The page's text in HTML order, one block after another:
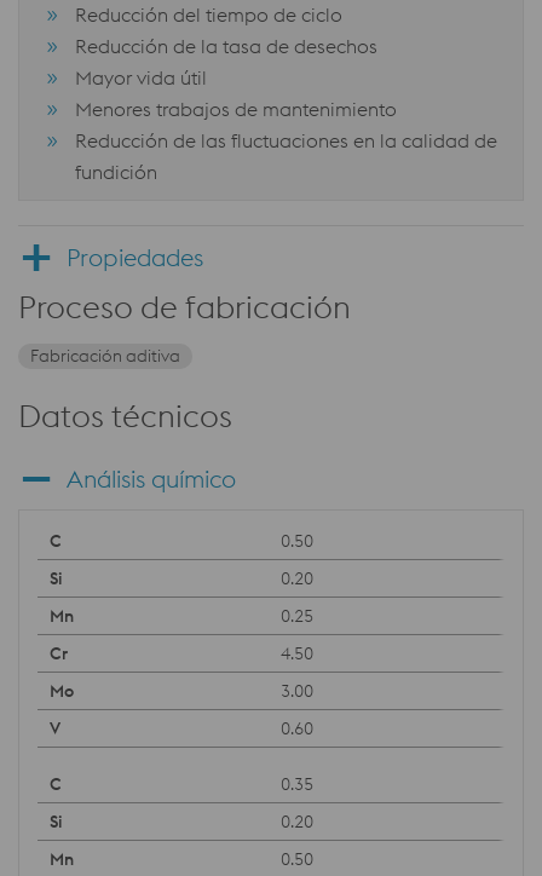
Reducción del tiempo de ciclo
Reducción de la tasa de desechos
Mayor vida útil
Menores trabajos de mantenimiento
Reducción de las fluctuaciones en la calidad de
fundición
Propiedades
Proceso de fabricación
Fabricación aditiva
Datos técnicos
Análisis químico
0.50
0.20
0.25
4.50
3.00
0.60
0.35
0.20
0.50